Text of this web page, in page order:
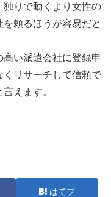
りで動くより女性の
頼るほうが容易だと
い派遣会社に登録申
リサーチして信頼で
えます。
はてブ